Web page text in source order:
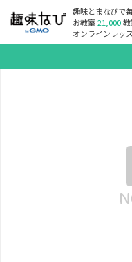
趣味とまなびで
お教室21,000
オンラインレッ